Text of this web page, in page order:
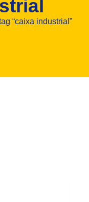
“caixa industrial”